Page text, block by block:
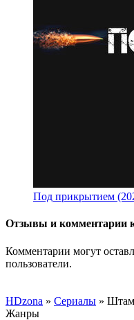
Под прикрытием
Отзывы и комментарии
Комментарии могут
пользователи.
HDzona » Сериалы »
Жанры